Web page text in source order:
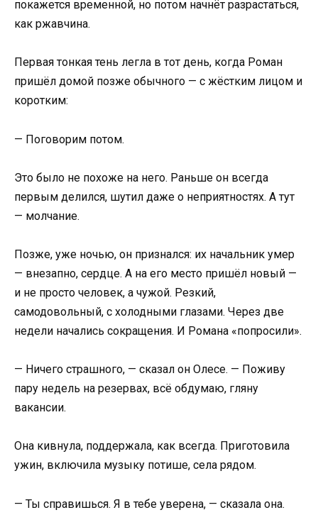
покажется временной, но потом начнёт разрастаться,
как ржавчина.
Первая тонкая тень легла в тот день, когда Роман
пришёл домой позже обычного — с жёстким лицом и
коротким:
— Поговорим потом.
Это было не похоже на него. Раньше он всегда
первым делился, шутил даже о неприятностях. А тут
— молчание.
Позже, уже ночью, он признался: их начальник умер
— внезапно, сердце. А на его место пришёл новый —
и не просто человек, а чужой. Резкий,
самодовольный, с холодными глазами. Через две
недели начались сокращения. И Романа «попросили».
— Ничего страшного, — сказал он Олесе. — Поживу
пару недель на резервах, всё обдумаю, гляну
вакансии.
Она кивнула, поддержала, как всегда. Приготовила
ужин, включила музыку потише, села рядом.
— Ты справишься. Я в тебе уверена, — сказала она.